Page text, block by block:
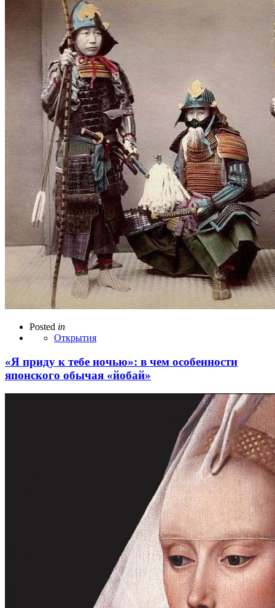
Posted in
Открытия
«Я приду к тебе ночью»: в чем особенности
японского обычая «йобай»